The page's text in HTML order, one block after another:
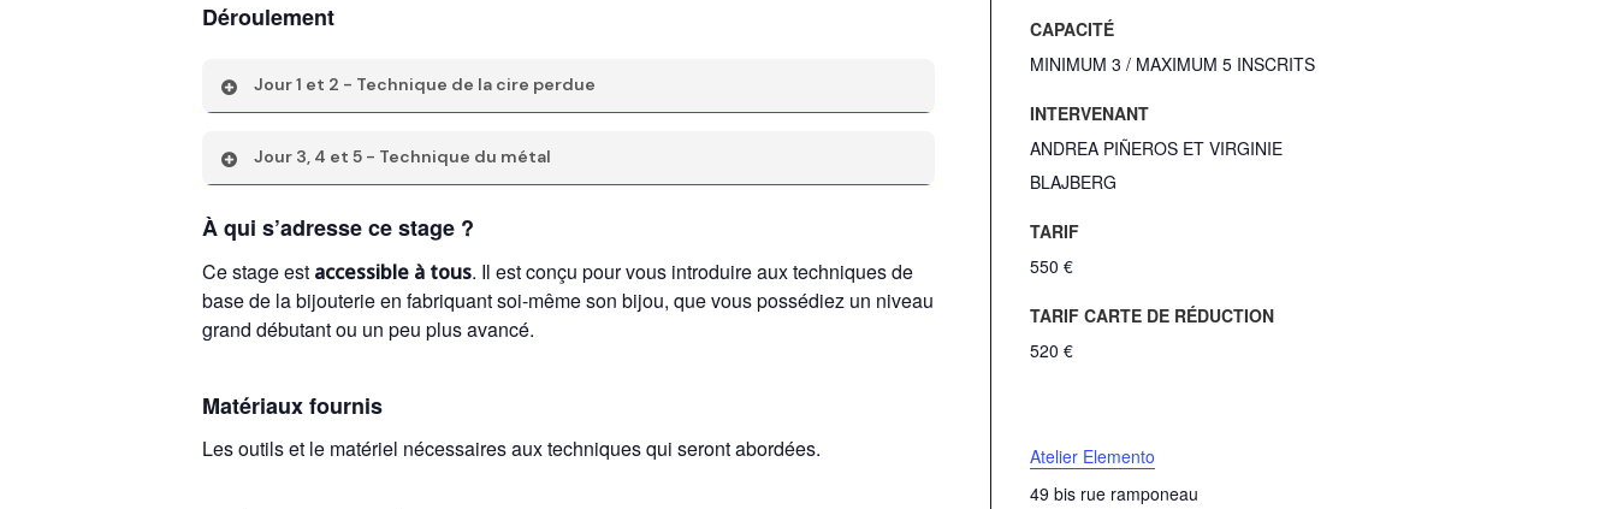
Déroulement
Jour 1 et 2 - Technique de la cire perdue
cire et le principe de la fonte à la cire perdue
technique ou d’une plastiline afin de se projeter dans les étapes de
fabrication et de mieux naviguer dans le volume
Jour 3, 4 et 5 - Technique du métal
Pour les débutants : familiarisation avec les outils et les techniques
de base du travail du métal en bijouterie (limer, scier, mettre en
forme et souder)
Pour tous : Réalisation d’un bijou selon des modèles proposés que
vous pourrez personnaliser.
À qui s’adresse ce stage ?
Ce stage est accessible à tous. Il est conçu pour vous introduire aux techniques de
base de la bijouterie en fabriquant soi-même son bijou, que vous possédiez un niveau
grand débutant ou un peu plus avancé.
Matériaux fournis
Les outils et le matériel nécessaires aux techniques qui seront abordées.
CAPACITÉ
MINIMUM 3 / MAXIMUM 5 INSCRITS
INTERVENANT
ANDREA PIÑEROS ET VIRGINIE
BLAJBERG
TARIF
550 €
TARIF CARTE DE RÉDUCTION
520 €
Atelier Elemento
49 bis rue ramponeau